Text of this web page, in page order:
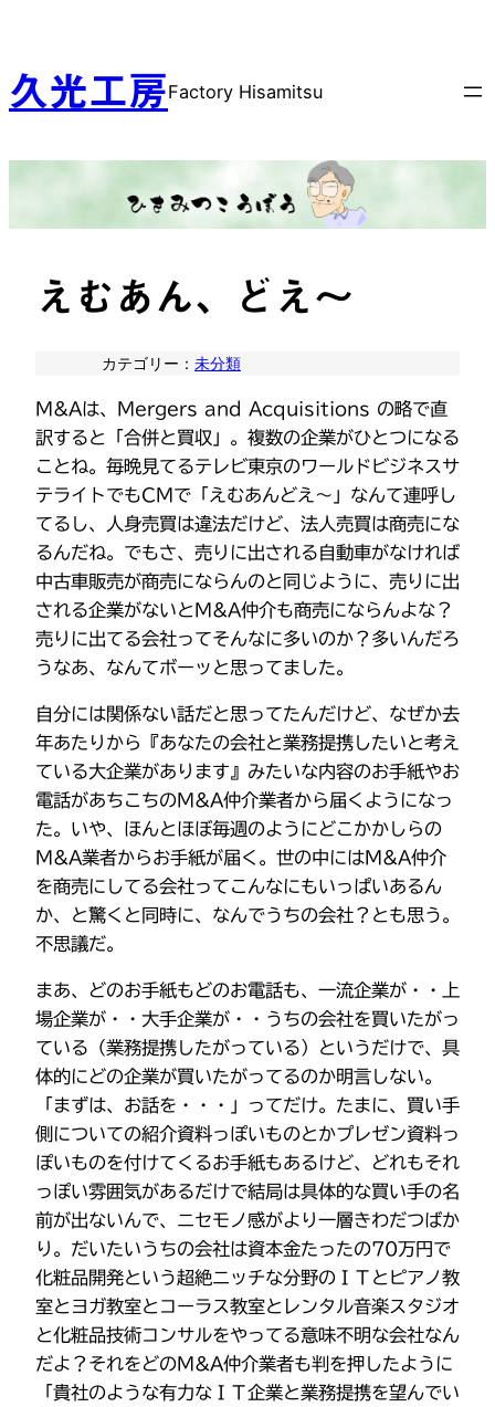
を
ス
ッ
久光工房Factory Hisamitsu
えむあん、どえ〜
カテゴリー： 未分類
M&Aは、Mergers and Acquisitions の略で直
訳すると「合併と買収」。複数の企業がひとつになる
ことね。毎晩見てるテレビ東京のワールドビジネスサ
テライトでもCMで「えむあんどえ〜」なんて連呼し
てるし、人身売買は違法だけど、法人売買は商売にな
るんだね。でもさ、売りに出される自動車がなければ
中古車販売が商売にならんのと同じように、売りに出
される企業がないとM&A仲介も商売にならんよな？
売りに出てる会社ってそんなに多いのか？多いんだろ
うなあ、なんてボーッと思ってました。
自分には関係ない話だと思ってたんだけど、なぜか去
年あたりから『あなたの会社と業務提携したいと考え
ている大企業があります』みたいな内容のお手紙やお
電話があちこちのM&A仲介業者から届くようになっ
た。いや、ほんとほぼ毎週のようにどこかかしらの
M&A業者からお手紙が届く。世の中にはM&A仲介
を商売にしてる会社ってこんなにもいっぱいあるん
か、と驚くと同時に、なんでうちの会社？とも思う。
不思議だ。
まあ、どのお手紙もどのお電話も、一流企業が・・上
場企業が・・大手企業が・・うちの会社を買いたがっ
ている（業務提携したがっている）というだけで、具
体的にどの企業が買いたがってるのか明言しない。
「まずは、お話を・・・」ってだけ。たまに、買い手
側についての紹介資料っぽいものとかプレゼン資料っ
ぽいものを付けてくるお手紙もあるけど、どれもそれ
っぽい雰囲気があるだけで結局は具体的な買い手の名
前が出ないんで、ニセモノ感がより一層きわだつばか
り。だいたいうちの会社は資本金たったの70万円で
化粧品開発という超絶ニッチな分野のＩＴとピアノ教
室とヨガ教室とコーラス教室とレンタル音楽スタジオ
と化粧品技術コンサルをやってる意味不明な会社なん
だよ？それをどのM&A仲介業者も判を押したように
「貴社のような有力なＩＴ企業と業務提携を望んでい